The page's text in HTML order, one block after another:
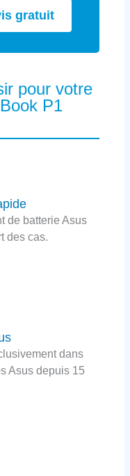
gratuit
pour votre
P1
de batterie Asus
des cas.
dans
Asus depuis 15